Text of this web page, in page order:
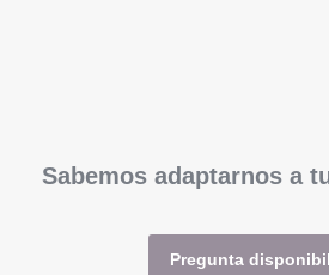
Sabemos adaptarnos a
Pregunta